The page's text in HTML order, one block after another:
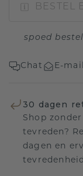
BESTEL
spoed
Chat E-mail
30 dagen
Shop
tevreden?
dagen en